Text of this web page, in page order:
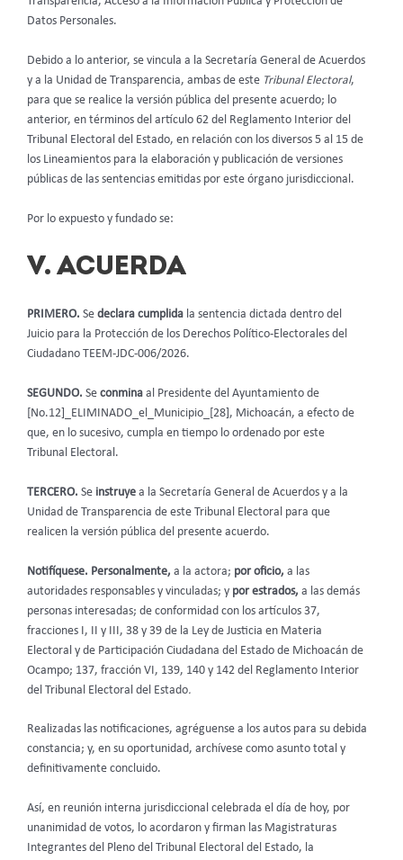
Datos Personales.
Debido a lo anterior, se vincula a la Secretaría General de Acuerdos
y a la Unidad de Transparencia, ambas de este Tribunal Electoral,
para que se realice la versión pública del presente acuerdo; lo
anterior, en términos del artículo 62 del Reglamento Interior del
Tribunal Electoral del Estado, en relación con los diversos 5 al 15 de
los Lineamientos para la elaboración y publicación de versiones
públicas de las sentencias emitidas por este órgano jurisdiccional.
Por lo expuesto y fundado se:
V. ACUERDA
PRIMERO. Se declara cumplida la sentencia dictada dentro del
Juicio para la Protección de los Derechos Político-Electorales del
Ciudadano TEEM-JDC-006/2026.
SEGUNDO. Se conmina al Presidente del Ayuntamiento de
[No.12]_ELIMINADO_el_Municipio_[28], Michoacán, a efecto de
que, en lo sucesivo, cumpla en tiempo lo ordenado por este
Tribunal Electoral.
TERCERO. Se instruye a la Secretaría General de Acuerdos y a la
Unidad de Transparencia de este Tribunal Electoral para que
realicen la versión pública del presente acuerdo.
Notifíquese. Personalmente, a la actora; por oficio, a las
autoridades responsables y vinculadas; y por estrados, a las demás
personas interesadas; de conformidad con los artículos 37,
fracciones I, II y III, 38 y 39 de la Ley de Justicia en Materia
Electoral y de Participación Ciudadana del Estado de Michoacán de
Ocampo; 137, fracción VI, 139, 140 y 142 del Reglamento Interior
del Tribunal Electoral del Estado.
Realizadas las notificaciones, agréguense a los autos para su debida
constancia; y, en su oportunidad, archívese como asunto total y
definitivamente concluido.
Así, en reunión interna jurisdiccional celebrada el día de hoy, por
unanimidad de votos, lo acordaron y firman las Magistraturas
Integrantes del Pleno del Tribunal Electoral del Estado, la